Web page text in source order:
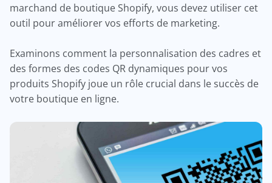
marchand de boutique Shopify, vous devez utiliser cet
outil pour améliorer vos efforts de marketing.
Examinons comment la personnalisation des cadres et
des formes des codes QR dynamiques pour vos
produits Shopify joue un rôle crucial dans le succès de
votre boutique en ligne.